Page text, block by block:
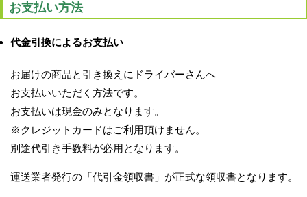
お支払い方法
代金引換によるお支払い
お届けの商品と引き換えにドライバーさんへ
お支払いいただく方法です。
お支払いは現金のみとなります。
※クレジットカードはご利用頂けません。
別途代引き手数料が必用となります。
運送業者発行の「代引金領収書」が正式な領収書となります。